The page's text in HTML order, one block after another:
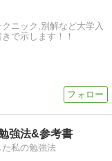
ニック,別解など大学入
で示します！！
強法&参考書
私の勉強法